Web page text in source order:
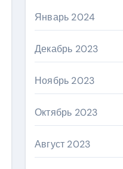
Январь 2024
Декабрь 2023
Ноябрь 2023
Октябрь 2023
Август 2023